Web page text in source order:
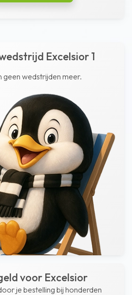
Excelsior 1
geen wedstrijden meer.
voor Excelsior
je bestelling bij honderden